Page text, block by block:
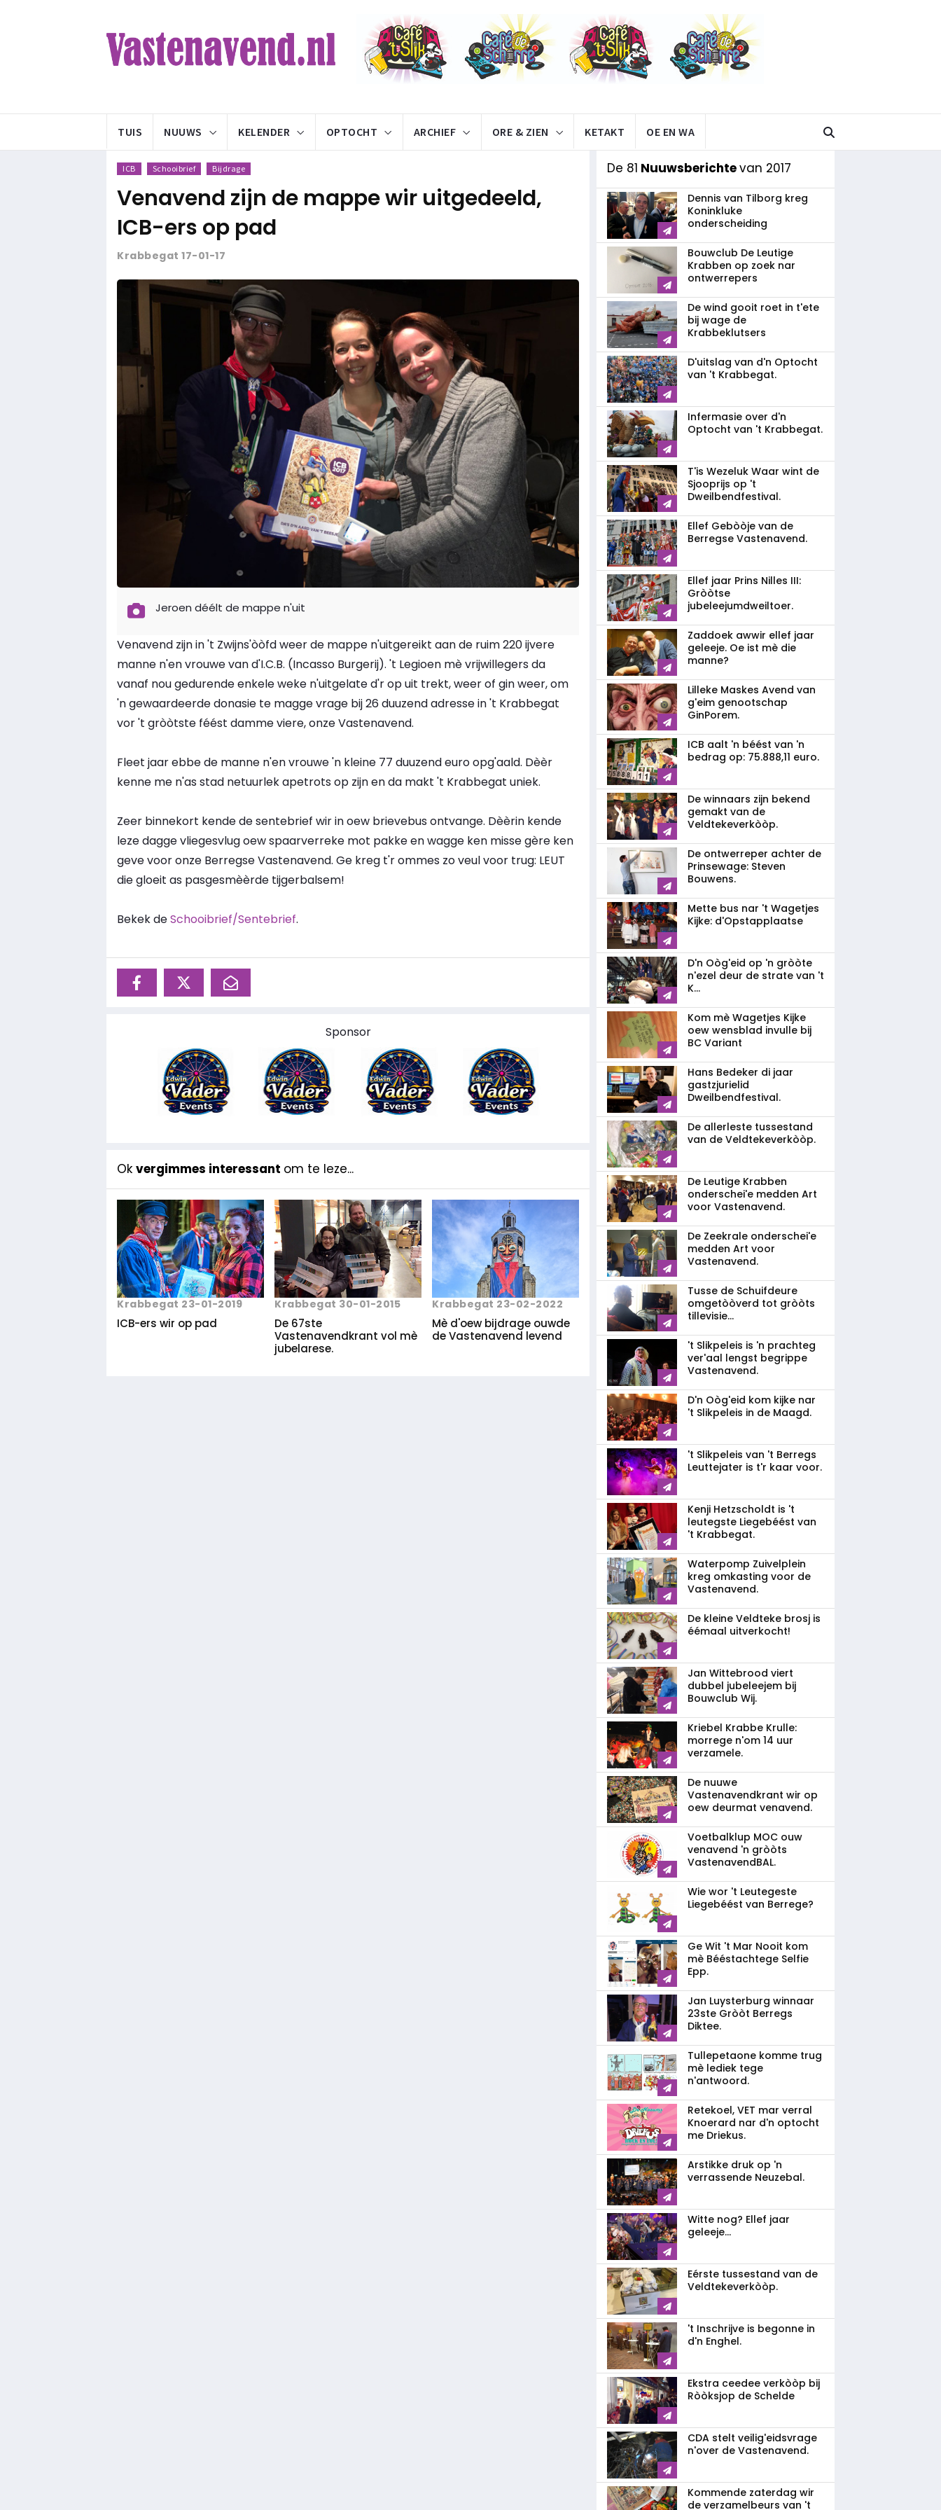
TUIS NUUWS KELENDER OPTOCHT ARCHIEF ORE & ZIEN KETAKT OE EN WA
ICB Schooibrief Bijdrage
Venavend zijn de mappe wir uitgedeeld,
ICB-ers op pad
Krabbegat 17-01-17
Jeroen déélt de mappe n'uit
Venavend zijn in 't Zwijns'òòfd weer de mappe n'uitgereikt aan de ruim 220 ijvere
manne n'en vrouwe van d'I.C.B. (Incasso Burgerij). 't Legioen mè vrijwillegers da
vanaf nou gedurende enkele weke n'uitgelate d'r op uit trekt, weer of gin weer, om
'n gewaardeerde donasie te magge vrage bij 26 duuzend adresse in 't Krabbegat
vor 't gròòtste féést damme viere, onze Vastenavend.
Fleet jaar ebbe de manne n'en vrouwe 'n kleine 77 duuzend euro opg'aald. Dèèr
kenne me n'as stad netuurlek apetrots op zijn en da makt 't Krabbegat uniek.
Zeer binnekort kende de sentebrief wir in oew brievebus ontvange. Dèèrin kende
leze dagge vliegesvlug oew spaarverreke mot pakke en wagge ken misse gère ken
geve voor onze Berregse Vastenavend. Ge kreg t'r ommes zo veul voor trug: LEUT
die gloeit as pasgesmèèrde tijgerbalsem!
Bekek deSchooibrief/Sentebrief.
Sponsor
Ok vergimmes interessant om te leze...
Krabbegat 23-01-2019
ICB-ers wir op pad
Krabbegat 30-01-2015
De 67ste
Vastenavendkrant vol mè
jubelarese.
Krabbegat 23-02-2022
Mè d'oew bijdrage ouwde
de Vastenavend levend
De 81 Nuuwsberichtevan 2017
Dennis van Tilborg kreg
Koninkluke
onderscheiding
Bouwclub De Leutige
Krabben op zoek nar
ontwerrepers
De wind gooit roet in t'ete
bij wage de
Krabbeklutsers
D'uitslag van d'n Optocht
van 't Krabbegat.
Infermasie over d'n
Optocht van 't Krabbegat.
T'is Wezeluk Waar wint de
Sjooprijs op 't
Dweilbendfestival.
Ellef Gebòòje van de
Berregse Vastenavend.
Ellef jaar Prins Nilles III:
Gròòtse
jubeleejumdweiltoer.
Zaddoek awwir ellef jaar
geleeje. Oe ist mè die
manne?
Lilleke Maskes Avend van
g'eim genootschap
GinPorem.
ICB aalt 'n béést van 'n
bedrag op: 75.888,11 euro.
De winnaars zijn bekend
gemakt van de
Veldtekeverkòòp.
De ontwerreper achter de
Prinsewage: Steven
Bouwens.
Mette bus nar 't Wagetjes
Kijke: d'Opstapplaatse
D'n Oòg'eid op 'n gròòte
n'ezel deur de strate van 't
K...
Kom mè Wagetjes Kijke
oew wensblad invulle bij
BC Variant
Hans Bedeker di jaar
gastzjurielid
Dweilbendfestival.
De allerleste tussestand
van de Veldtekeverkòòp.
De Leutige Krabben
onderschei'e medden Art
voor Vastenavend.
De Zeekrale onderschei'e
medden Art voor
Vastenavend.
Tusse de Schuifdeure
omgetòòverd tot gròòts
tillevisie...
't Slikpeleis is 'n prachteg
ver'aal lengst begrippe
Vastenavend.
D'n Oòg'eid kom kijke nar
't Slikpeleis in de Maagd.
't Slikpeleis van 't Berregs
Leuttejater is t'r kaar voor.
Kenji Hetzscholdt is 't
leutegste Liegebéést van
't Krabbegat.
Waterpomp Zuivelplein
kreg omkasting voor de
Vastenavend.
De kleine Veldteke brosj is
éémaal uitverkocht!
Jan Wittebrood viert
dubbel jubeleejem bij
Bouwclub Wij.
Kriebel Krabbe Krulle:
morrege n'om 14 uur
verzamele.
De nuuwe
Vastenavendkrant wir op
oew deurmat venavend.
Voetbalklup MOC ouw
venavend 'n gròòts
VastenavendBAL.
Wie wor 't Leutegeste
Liegebéést van Berrege?
Ge Wit 't Mar Nooit kom
mè Bééstachtege Selfie
Epp.
Jan Luysterburg winnaar
23ste Gròòt Berregs
Diktee.
Tullepetaone komme trug
mè lediek tege
n'antwoord.
Retekoel, VET mar verral
Knoerard nar d'n optocht
me Driekus.
Arstikke druk op 'n
verrassende Neuzebal.
Witte nog? Ellef jaar
geleeje...
Eérste tussestand van de
Veldtekeverkòòp.
't Inschrijve is begonne in
d'n Enghel.
Ekstra ceedee verkòòp bij
Ròòksjop de Schelde
CDA stelt veilig'eidsvrage
n'over de Vastenavend.
Kommende zaterdag wir
de verzamelbeurs van 't